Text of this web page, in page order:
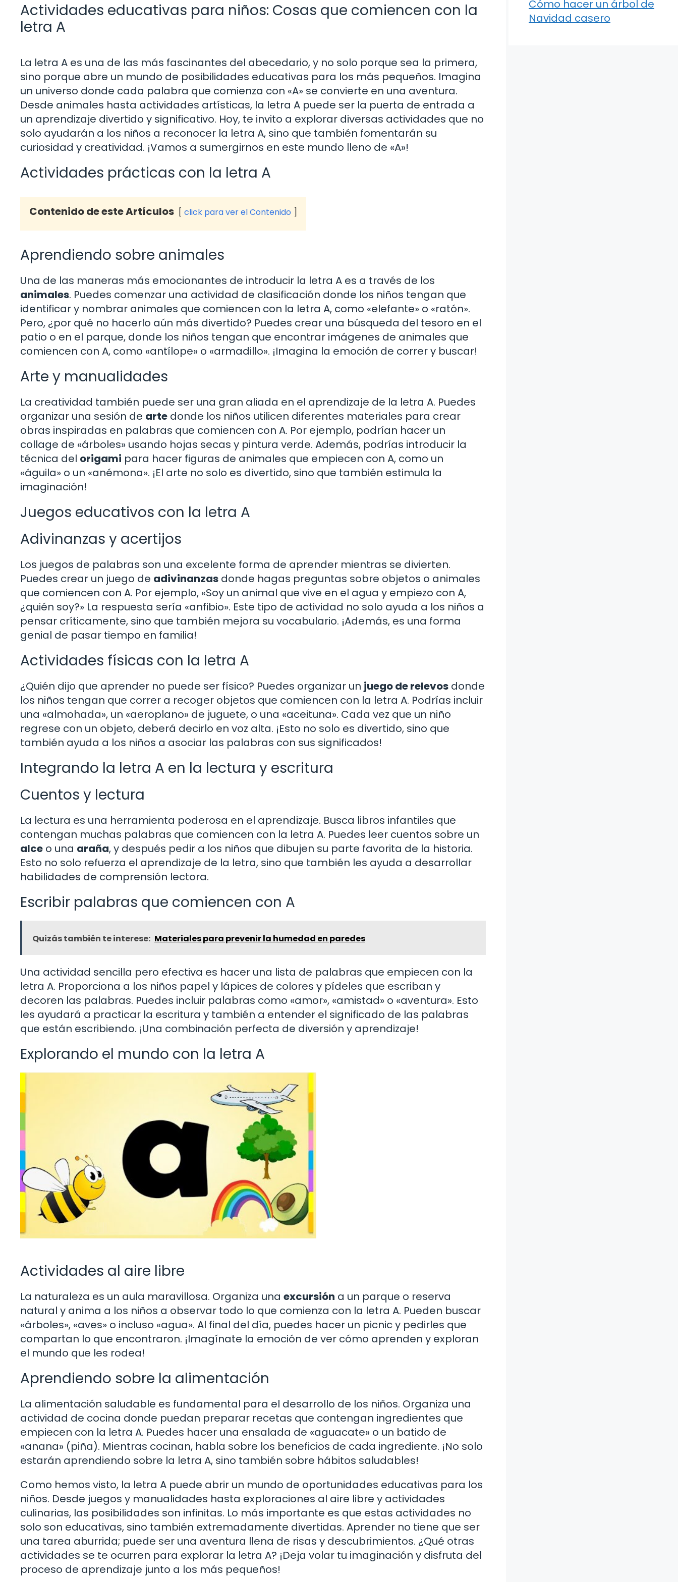
Actividades educativas para niños: Cosas que comiencen con la
letra A
La letra A es una de las más fascinantes del abecedario, y no solo porque sea la primera,
sino porque abre un mundo de posibilidades educativas para los más pequeños. Imagina
un universo donde cada palabra que comienza con «A» se convierte en una aventura.
Desde animales hasta actividades artísticas, la letra A puede ser la puerta de entrada a
un aprendizaje divertido y significativo. Hoy, te invito a explorar diversas actividades que no
solo ayudarán a los niños a reconocer la letra A, sino que también fomentarán su
curiosidad y creatividad. ¡Vamos a sumergirnos en este mundo lleno de «A»!
Actividades prácticas con la letra A
Contenido de este Artículos click para ver el Contenido
Aprendiendo sobre animales
Una de las maneras más emocionantes de introducir la letra A es a través de los
animales. Puedes comenzar una actividad de clasificación donde los niños tengan que
identificar y nombrar animales que comiencen con la letra A, como «elefante» o «ratón».
Pero, ¿por qué no hacerlo aún más divertido? Puedes crear una búsqueda del tesoro en el
patio o en el parque, donde los niños tengan que encontrar imágenes de animales que
comiencen con A, como «antílope» o «armadillo». ¡Imagina la emoción de correr y buscar!
Arte y manualidades
La creatividad también puede ser una gran aliada en el aprendizaje de la letra A. Puedes
organizar una sesión de arte donde los niños utilicen diferentes materiales para crear
obras inspiradas en palabras que comiencen con A. Por ejemplo, podrían hacer un
collage de «árboles» usando hojas secas y pintura verde. Además, podrías introducir la
técnica del origami para hacer figuras de animales que empiecen con A, como un
«águila» o un «anémona». ¡El arte no solo es divertido, sino que también estimula la
imaginación!
Juegos educativos con la letra A
Adivinanzas y acertijos
Los juegos de palabras son una excelente forma de aprender mientras se divierten.
Puedes crear un juego de adivinanzas donde hagas preguntas sobre objetos o animales
que comiencen con A. Por ejemplo, «Soy un animal que vive en el agua y empiezo con A,
¿quién soy?» La respuesta sería «anfibio». Este tipo de actividad no solo ayuda a los niños a
pensar críticamente, sino que también mejora su vocabulario. ¡Además, es una forma
genial de pasar tiempo en familia!
Actividades físicas con la letra A
¿Quién dijo que aprender no puede ser físico? Puedes organizar un juego de relevos donde
los niños tengan que correr a recoger objetos que comiencen con la letra A. Podrías incluir
una «almohada», un «aeroplano» de juguete, o una «aceituna». Cada vez que un niño
regrese con un objeto, deberá decirlo en voz alta. ¡Esto no solo es divertido, sino que
también ayuda a los niños a asociar las palabras con sus significados!
Integrando la letra A en la lectura y escritura
Cuentos y lectura
La lectura es una herramienta poderosa en el aprendizaje. Busca libros infantiles que
contengan muchas palabras que comiencen con la letra A. Puedes leer cuentos sobre un
alce o una araña, y después pedir a los niños que dibujen su parte favorita de la historia.
Esto no solo refuerza el aprendizaje de la letra, sino que también les ayuda a desarrollar
habilidades de comprensión lectora.
Escribir palabras que comiencen con A
Quizás también te interese: Materiales para prevenir la humedad en paredes
Una actividad sencilla pero efectiva es hacer una lista de palabras que empiecen con la
letra A. Proporciona a los niños papel y lápices de colores y pídeles que escriban y
decoren las palabras. Puedes incluir palabras como «amor», «amistad» o «aventura». Esto
les ayudará a practicar la escritura y también a entender el significado de las palabras
que están escribiendo. ¡Una combinación perfecta de diversión y aprendizaje!
Explorando el mundo con la letra A
Actividades al aire libre
La naturaleza es un aula maravillosa. Organiza una excursión a un parque o reserva
natural y anima a los niños a observar todo lo que comienza con la letra A. Pueden buscar
«árboles», «aves» o incluso «agua». Al final del día, puedes hacer un picnic y pedirles que
compartan lo que encontraron. ¡Imagínate la emoción de ver cómo aprenden y exploran
el mundo que les rodea!
Aprendiendo sobre la alimentación
La alimentación saludable es fundamental para el desarrollo de los niños. Organiza una
actividad de cocina donde puedan preparar recetas que contengan ingredientes que
empiecen con la letra A. Puedes hacer una ensalada de «aguacate» o un batido de
«anana» (piña). Mientras cocinan, habla sobre los beneficios de cada ingrediente. ¡No solo
estarán aprendiendo sobre la letra A, sino también sobre hábitos saludables!
Como hemos visto, la letra A puede abrir un mundo de oportunidades educativas para los
niños. Desde juegos y manualidades hasta exploraciones al aire libre y actividades
culinarias, las posibilidades son infinitas. Lo más importante es que estas actividades no
solo son educativas, sino también extremadamente divertidas. Aprender no tiene que ser
una tarea aburrida; puede ser una aventura llena de risas y descubrimientos. ¿Qué otras
actividades se te ocurren para explorar la letra A? ¡Deja volar tu imaginación y disfruta del
proceso de aprendizaje junto a los más pequeños!
Cómo hacer un árbol de
Navidad casero